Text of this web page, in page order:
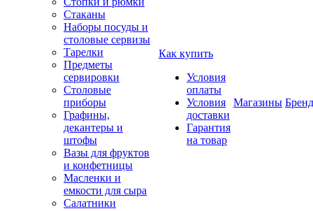
Стаканы
Наборы посуды и
столовые сервизы
Тарелки
Предметы
сервировки
Столовые
приборы
Графины,
декантеры и
штофы
Вазы для фруктов
и конфетницы
Масленки и
емкости для сыра
Салатники
Как купить
Условия
оплаты
Условия
доставки
Гарантия
на товар
Магазины